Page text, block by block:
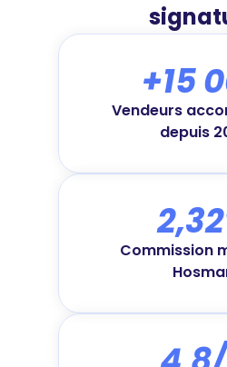
+15
Vendeurs
depuis
Commission